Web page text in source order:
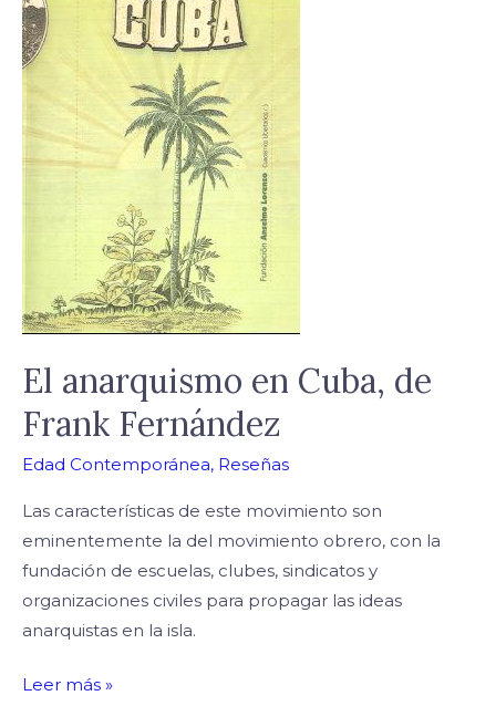
El anarquismo en Cuba, de
Frank Fernández
Edad Contemporánea, Reseñas
Las características de este movimiento son
eminentemente la del movimiento obrero, con la
fundación de escuelas, clubes, sindicatos y
organizaciones civiles para propagar las ideas
anarquistas en la isla.
en
Cuba,
de
Frank
Fernández
Leer más »